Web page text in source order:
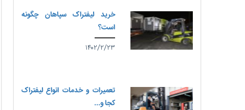
خرید لیفتراک سپاهان چگونه
است؟
۱۴۰۲/۲/۲۳
تعمیرات و خدمات انواع لیفتراک
کجا و...